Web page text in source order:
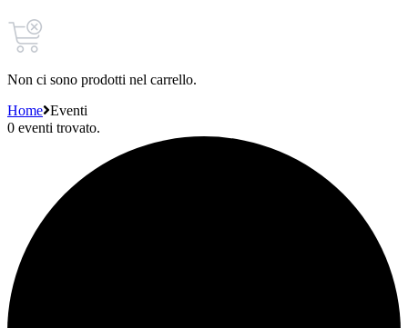
Non ci sono prodotti nel carrello.
Home Eventi
0 eventi trovato.